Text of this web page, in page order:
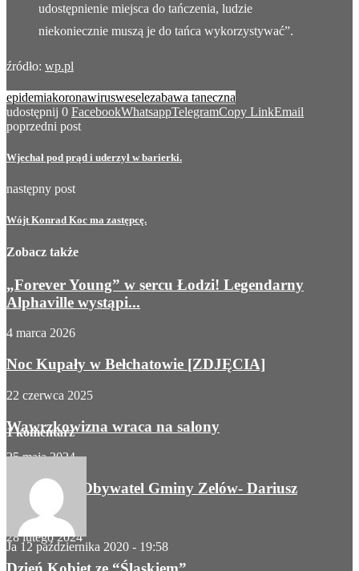
udostępnienie miejsca do tańczenia, ludzie
niekoniecznie muszą je do tańca wykorzystywać”.
źródło: wp.pl
epidemiakoronawirusweselezabawa taneczna
udostępnij 0 FacebookWhatsappTelegramCopy LinkEmail
poprzedni post
Wjechał pod prąd i uderzył w barierki.
następny post
Wójt Konrad Koc ma zastępcę.
Zobacz także
„Forever Young” w sercu Łodzi! Legendarny
Alphaville wystąpi...
4 marca 2026
Noc Kupały w Bełchatowie [ZDJĘCIA]
22 czerwca 2025
Wawrzkowizna wraca na salony
25 maja 2024
Honorowy Obywatel Gminy Zelów- Dariusz
Mikulski
28 lutego 2024
1 komentarz
Ja 12 października 2020 - 19:58